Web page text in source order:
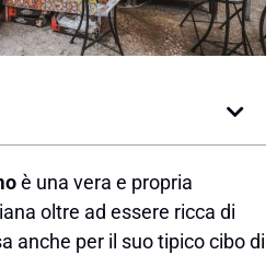
è una vera e propria
oltre ad essere ricca di
anche per il suo tipico cibo di